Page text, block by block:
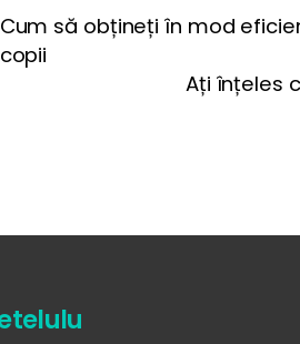
Cum să obțineți în mod
copii
Ați înțeles